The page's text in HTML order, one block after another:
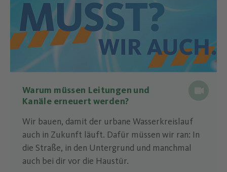
Warum müssen Leitungen und
Kanäle erneuert werden?
Wir bauen, damit der urbane Wasserkreislauf
auch in Zukunft läuft. Dafür müssen wir ran: In
die Straße, in den Untergrund und manchmal
auch bei dir vor die Haustür.